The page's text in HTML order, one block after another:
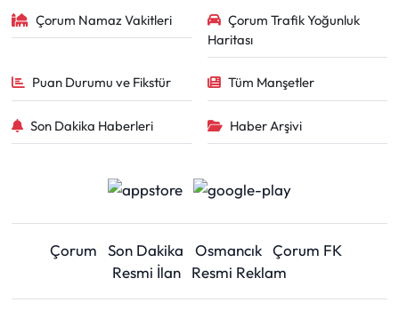
Çorum Namaz Vakitleri
Çorum Trafik Yoğunluk
Haritası
Puan Durumu ve Fikstür Tüm Manşetler
Son Dakika Haberleri Haber Arşivi
Çorum Son Dakika Osmancık Çorum FK
Resmi İlan
Resmi Reklam